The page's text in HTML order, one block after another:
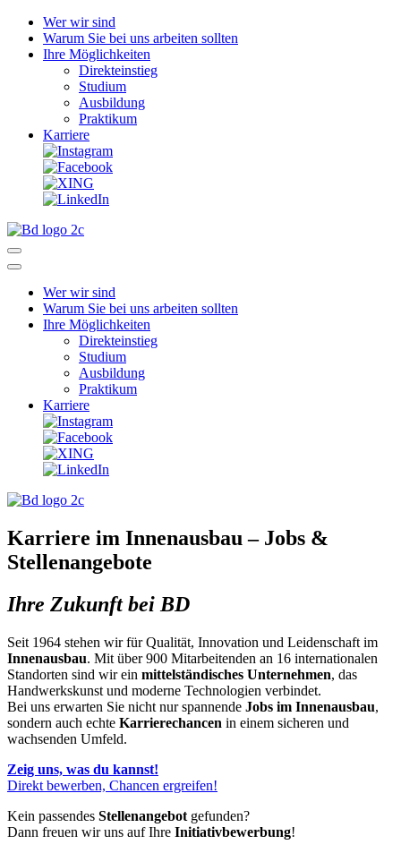
Wer wir sind
Warum Sie bei uns arbeiten sollten
Ihre Möglichkeiten
Direkteinstieg
Studium
Ausbildung
Praktikum
Karriere
Wer wir sind
Warum Sie bei uns arbeiten sollten
Ihre Möglichkeiten
Direkteinstieg
Studium
Ausbildung
Praktikum
Karriere
Karriere im Innenausbau – Jobs &
Stellenangebote
Ihre Zukunft bei BD
Seit 1964 stehen wir für Qualität, Innovation und Leidenschaft im
Innenausbau. Mit über 900 Mitarbeitenden an 16 internationalen
Standorten sind wir ein mittelständisches Unternehmen, das
Handwerkskunst und moderne Technologien verbindet.
Bei uns erwarten Sie nicht nur spannende Jobs im Innenausbau,
sondern auch echte Karrierechancen in einem sicheren und
wachsenden Umfeld.
Zeig uns, was du kannst!
Direkt bewerben, Chancen ergreifen!
Kein passendes Stellenangebot gefunden?
Dann freuen wir uns auf Ihre Initiativbewerbung!